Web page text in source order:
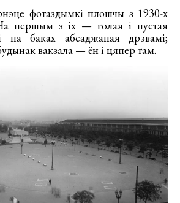
фотаздымкі плошчы з 1930-х
першым з іх — голая і пустая
па баках абсаджаная дрэвамі;
вакзала — ён і цяпер там.